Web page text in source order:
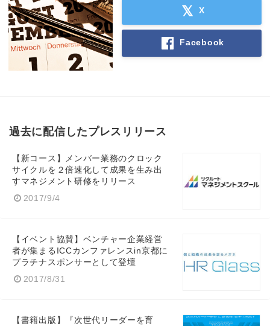
X
Facebook
過去に配信したプレスリリース
【新コース】メンバー業務のクロック
サイクルを２倍速化して成果を生み出
すマネジメント研修をリリース
2017/9/4
【イベント協賛】ベンチャー企業経営
者が集まるICCカンファレンスin京都に
プラチナスポンサーとして登壇
2017/8/31
【書籍出版】『次世代リーダーを育